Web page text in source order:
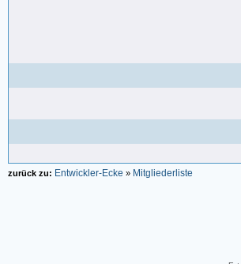
zurück zu: Entwickler-Ecke » Mitgliederliste